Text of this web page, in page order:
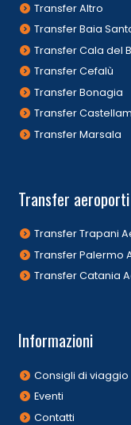
Transfer Altro
Transfer Baia
Transfer Cala del
Transfer Cefalù
Transfer Bonagia
Transfer
Transfer Marsala
Transfer aeroporti
Transfer Trapani
Transfer Palermo
Transfer Catania
Informazioni
Consigli di viaggio
Eventi
Contatti